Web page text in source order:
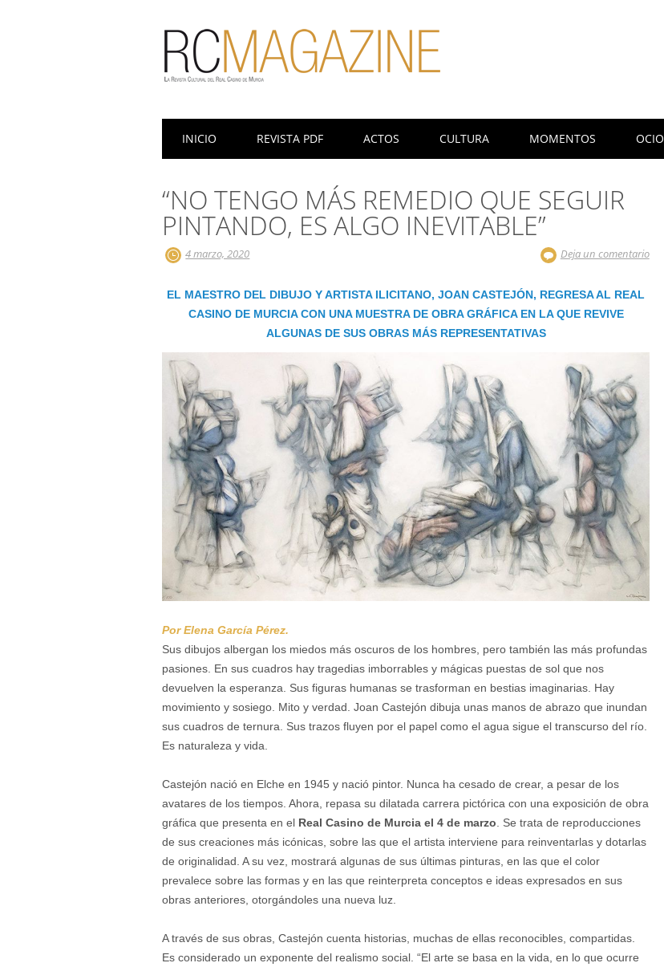
Menú principal
INICIO REVISTA PDF ACTOS CULTURA MOMENTOS OCIO
“NO TENGO MÁS REMEDIO QUE SEGUIR
PINTANDO, ES ALGO INEVITABLE”
4 marzo, 2020 Deja un comentario
EL MAESTRO DEL DIBUJO Y ARTISTA ILICITANO, JOAN CASTEJÓN, REGRESA AL REAL
CASINO DE MURCIA CON UNA MUESTRA DE OBRA GRÁFICA EN LA QUE REVIVE
ALGUNAS DE SUS OBRAS MÁS REPRESENTATIVAS
Por Elena García Pérez.
Sus dibujos albergan los miedos más oscuros de los hombres, pero también las más profundas
pasiones. En sus cuadros hay tragedias imborrables y mágicas puestas de sol que nos
devuelven la esperanza. Sus figuras humanas se trasforman en bestias imaginarias. Hay
movimiento y sosiego. Mito y verdad. Joan Castejón dibuja unas manos de abrazo que inundan
sus cuadros de ternura. Sus trazos fluyen por el papel como el agua sigue el transcurso del río.
Es naturaleza y vida.
Castejón nació en Elche en 1945 y nació pintor. Nunca ha cesado de crear, a pesar de los
avatares de los tiempos. Ahora, repasa su dilatada carrera pictórica con una exposición de obra
gráfica que presenta en el Real Casino de Murcia el 4 de marzo. Se trata de reproducciones
de sus creaciones más icónicas, sobre las que el artista interviene para reinventarlas y dotarlas
de originalidad. A su vez, mostrará algunas de sus últimas pinturas, en las que el color
prevalece sobre las formas y en las que reinterpreta conceptos e ideas expresados en sus
obras anteriores, otorgándoles una nueva luz.
A través de sus obras, Castejón cuenta historias, muchas de ellas reconocibles, compartidas.
Es considerado un exponente del realismo social. “El arte se basa en la vida, en lo que ocurre